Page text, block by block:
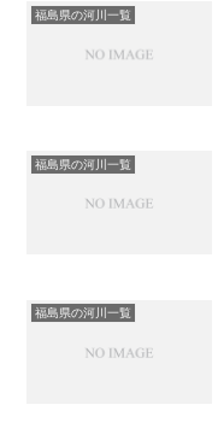
福島県の河川一覧
福島県の河川一覧
福島県の河川一覧